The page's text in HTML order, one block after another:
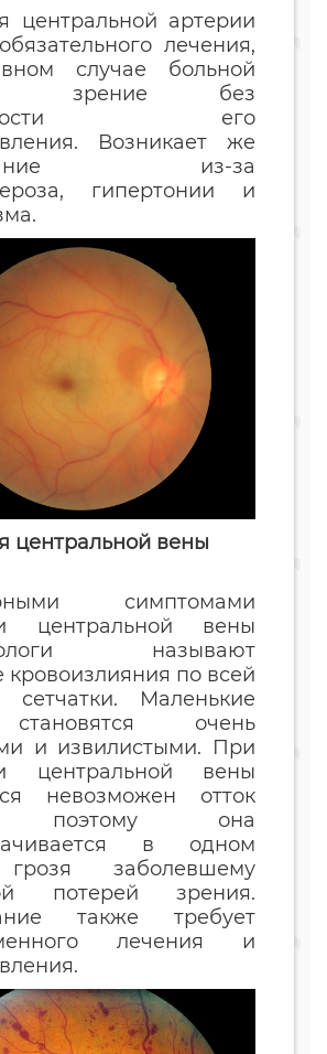
центральной артерии
лечения,
случае больной
зрение без
его
Возникает же
из-за
гипертонии и
центральной вены
симптомами
центральной вены
называют
кровоизлияния по всей
сетчатки. Маленькие
очень
и извилистыми. При
центральной вены
невозможен отток
поэтому она
в одном
заболевшему
потерей зрения.
также требует
лечения и